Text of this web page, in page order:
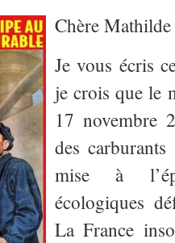
Chère
Je vous écris
je crois que le
17 novembre
des
mise à
écologiques
La France